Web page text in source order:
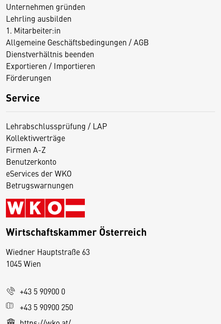
Unternehmen gründen
Lehrling ausbilden
1. Mitarbeiter:in
Allgemeine Geschäftsbedingungen / AGB
Dienstverhältnis beenden
Exportieren / Importieren
Förderungen
Service
Lehrabschlussprüfung / LAP
Kollektivverträge
Firmen A-Z
Benutzerkonto
eServices der WKO
Betrugswarnungen
Wirtschaftskammer Österreich
Wiedner Hauptstraße 63
1045 Wien
+43 5 90900 0
+43 5 90900 250
D
s
e
S